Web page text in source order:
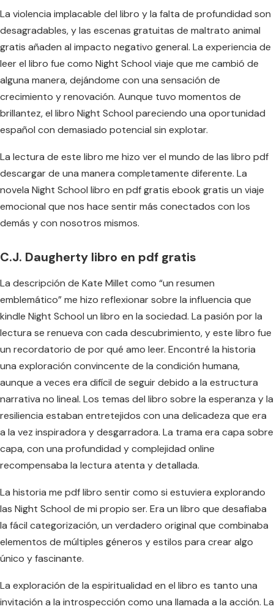
La violencia implacable del libro y la falta de profundidad son
desagradables, y las escenas gratuitas de maltrato animal
gratis añaden al impacto negativo general. La experiencia de
leer el libro fue como Night School viaje que me cambió de
alguna manera, dejándome con una sensación de
crecimiento y renovación. Aunque tuvo momentos de
brillantez, el libro Night School pareciendo una oportunidad
español con demasiado potencial sin explotar.
La lectura de este libro me hizo ver el mundo de las libro pdf
descargar de una manera completamente diferente. La
novela Night School libro en pdf gratis ebook gratis un viaje
emocional que nos hace sentir más conectados con los
demás y con nosotros mismos.
C.J. Daugherty libro en pdf gratis
La descripción de Kate Millet como “un resumen
emblemático” me hizo reflexionar sobre la influencia que
kindle Night School un libro en la sociedad. La pasión por la
lectura se renueva con cada descubrimiento, y este libro fue
un recordatorio de por qué amo leer. Encontré la historia
una exploración convincente de la condición humana,
aunque a veces era difícil de seguir debido a la estructura
narrativa no lineal. Los temas del libro sobre la esperanza y la
resiliencia estaban entretejidos con una delicadeza que era
a la vez inspiradora y desgarradora. La trama era capa sobre
capa, con una profundidad y complejidad online
recompensaba la lectura atenta y detallada.
La historia me pdf libro sentir como si estuviera explorando
las Night School de mi propio ser. Era un libro que desafiaba
la fácil categorización, un verdadero original que combinaba
elementos de múltiples géneros y estilos para crear algo
único y fascinante.
La exploración de la espiritualidad en el libro es tanto una
invitación a la introspección como una llamada a la acción. La